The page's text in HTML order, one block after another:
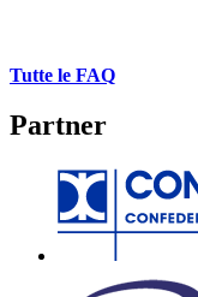
Tutte le FAQ
Partner